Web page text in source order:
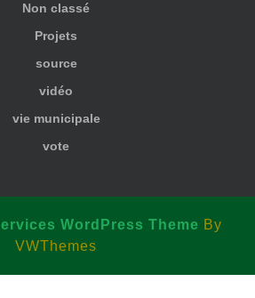
Non classé
Projets
source
vidéo
vie municipale
vote
WordPress Theme By
VWThemes